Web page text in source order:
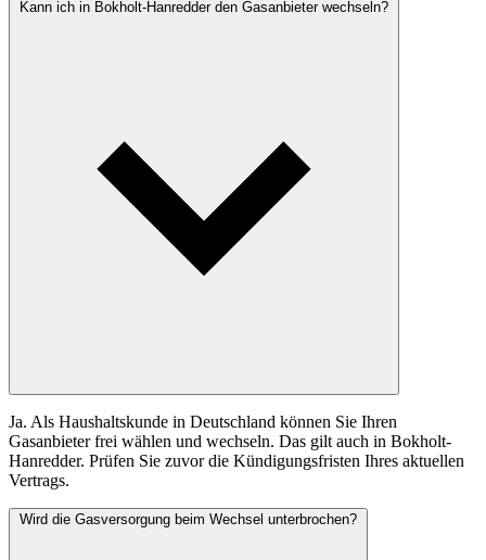
Kann ich in Bokholt-Hanredder den Gasanbieter wechseln?
Ja. Als Haushaltskunde in Deutschland können Sie Ihren
Gasanbieter frei wählen und wechseln. Das gilt auch in Bokholt-
Hanredder. Prüfen Sie zuvor die Kündigungsfristen Ihres aktuellen
Vertrags.
Wird die Gasversorgung beim Wechsel unterbrochen?